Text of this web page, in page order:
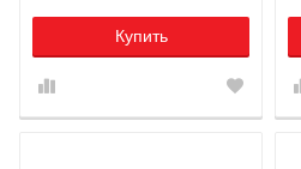
Купить